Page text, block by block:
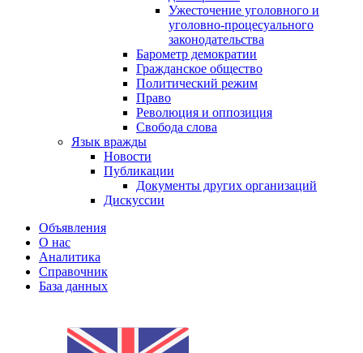
Ужесточение уголовного и
уголовно-процесуального
законодательства
Барометр демократии
Гражданское общество
Политический режим
Право
Революция и оппозиция
Свобода слова
Язык вражды
Новости
Публикации
Документы других организаций
Дискуссии
Объявления
О нас
Аналитика
Справочник
База данных